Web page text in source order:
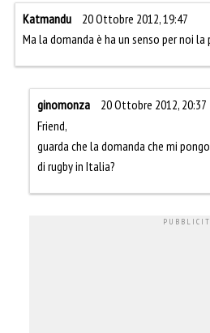
Katmandu
20 Ottobre 2012, 19:47
Ma la domanda è ha un senso per noi
ginomonza
20 Ottobre 2012, 20:37
Friend,
guarda che la domanda che mi
di rugby in Italia?